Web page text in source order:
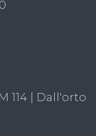
114 | Dall'orto